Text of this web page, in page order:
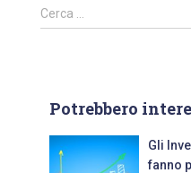
Cerca …
Potrebbero
Gli
fanno